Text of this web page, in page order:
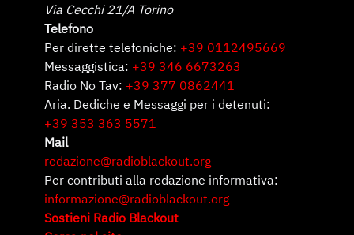
Via Cecchi 21/A Torino
Telefono
Per dirette telefoniche: +39 0112495669
Messaggistica: +39 346 6673263
Radio No Tav: +39 377 0862441
Aria. Dediche e Messaggi per i detenuti:
+39 353 363 5571
Mail
redazione@radioblackout.org
Per contributi alla redazione informativa:
informazione@radioblackout.org
Sostieni Radio Blackout